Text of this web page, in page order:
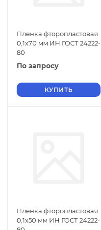
Пленка фторопластовая
0,1х70 мм ИН ГОСТ 24222-
80
По запросу
КУПИТЬ
Пленка фторопластовая
0,1х50 мм ИН ГОСТ 24222-